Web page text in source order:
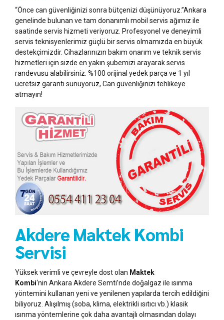
“Önce can güvenliğinizi sonra bütçenizi düşünüyoruz.”Ankara
genelinde bulunan ve tam donanımlı mobil servis ağımız ile
saatinde servis hizmeti veriyoruz. Profesyonel ve deneyimli
servis teknisyenlerimiz güçlü bir servis olmamızda en büyük
destekçimizdir. Cihazlarınızın bakım onarım ve teknik servis
hizmetleri için sizde en yakın şubemizi arayarak servis
randevusu alabilirsiniz. %100 orijinal yedek parça ve 1 yıl
ücretsiz garanti sunuyoruz, Can güvenliğinizi tehlikeye
atmayın!
Akdere Maktek Kombi
Servisi
Yüksek verimli ve çevreyle dost olan Maktek
Kombi‘nin Ankara Akdere Semti’nde doğalgaz ile ısınma
yöntemini kullanan yeni ve yenilenen yapılarda tercih edildiğini
biliyoruz. Alışılmış (soba, klima, elektrikli ısıtıcı vb.) klasik
ısınma yöntemlerine çok daha avantajlı olmasından dolayı